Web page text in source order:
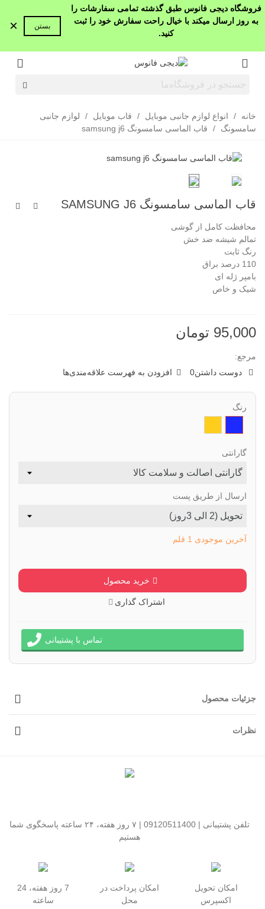
فروشگاه دیجی فانوس طبق گذشته تمامی سفارشات را
به روز ارسال میکند با خیال راحت سفارش خود را ثبت
کنید.
بستن ×
خانه / انواع لوازم جانبی موبایل / قاب موبایل /
لوازم جانبی
سامسونگ
/ قاب الماسی سامسونگ samsung j6
قاب الماسی سامسونگ SAMSUNG J6
محافظت کامل از گوشی
تمالم شیشه ضد خش
رنگ ثابت
110 درصد براق
بامپر ژله ای
شیک و خاص
95,000 تومان
مرجع:
دوست داشتن0 افزودن به فهرست علاقه‌مندی‌ها
رنگ
ای
گارانتی
ارسال از طریق پست
آخرین موجودی 1 قلم
خرید محصول
اشتراک گذاری
تماس با پشتیبانی
جزئیات محصول
نظرات
تلفن پشتیبانی | 09120511400 | ۷ روز هفته، ۲۴ ساعته پاسخگوی شما
هستیم
امکان تحویل
اکسپرس
امکان پرداخت در
محل
7 روز هفته، 24
ساعته